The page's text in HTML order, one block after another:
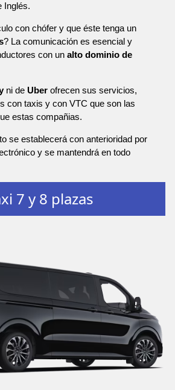
Inglés.
con chófer y que éste tenga un
? La comunicación es esencial y
con un alto dominio de
ni de Uber ofrecen sus servicios,
con taxis y con VTC que son las
estas compañias.
se establecerá con anterioridad por
y se mantendrá en todo
7 y 8 plazas